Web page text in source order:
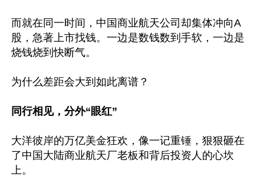
而就在同一时间，中国商业航天公司却集体冲向A
股，急著上市找钱。一边是数钱数到手软，一边是
烧钱烧到快断气。
为什么差距会大到如此离谱？
同行相见，分外“眼红”
大洋彼岸的万亿美金狂欢，像一记重锤，狠狠砸在
了中国大陆商业航天厂老板和背后投资人的心坎
上。